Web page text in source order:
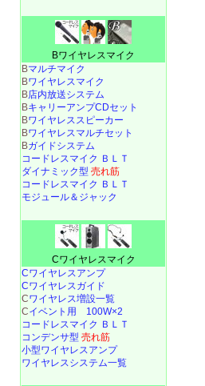
Bワイヤレスマイク
Bマルチマイク
Bワイヤレスマイク
B店内放送システム
BキャリーアンプCDセット
Bワイヤレススピーカー
Bワイヤレスマルチセット
Bガイドシステム
コードレスマイク ＢＬＴ
ダイナミック型 売れ筋
コードレスマイク ＢＬＴ
モジュール＆ジャック
Cワイヤレスマイク
Cワイヤレスアンプ
Cワイヤレスガイド
Cワイヤレス増設一覧
Cイベント用 100W×2
コードレスマイク ＢＬＴ
コンデンサ型 売れ筋
小型ワイヤレスアンプ
ワイヤレスシステム一覧